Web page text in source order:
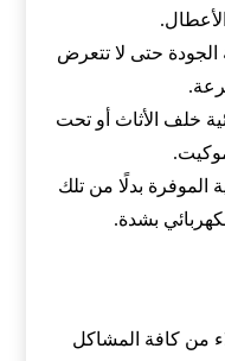
الجودة حتى لا تتعرض
خلف الأثاث أو تحت
الموفرة بدلًا من تلك
بشدة.
من كافة المشاكل